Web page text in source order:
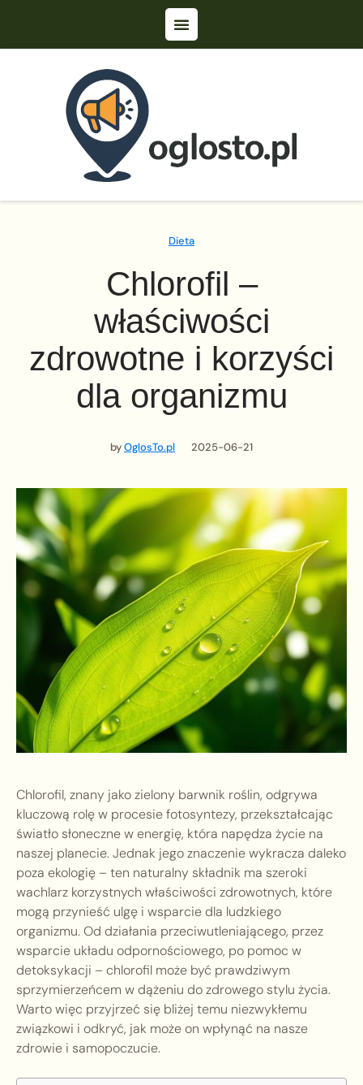
Dieta
Chlorofil –
właściwości
zdrowotne i korzyści
dla organizmu
byOglosTo.pl 2025-06-21
Chlorofil, znany jako zielony barwnik roślin, odgrywa
kluczową rolę w procesie fotosyntezy, przekształcając
światło słoneczne w energię, która napędza życie na
naszej planecie. Jednak jego znaczenie wykracza daleko
poza ekologię – ten naturalny składnik ma szeroki
wachlarz korzystnych właściwości zdrowotnych, które
mogą przynieść ulgę i wsparcie dla ludzkiego
organizmu. Od działania przeciwutleniającego, przez
wsparcie układu odpornościowego, po pomoc w
detoksykacji – chlorofil może być prawdziwym
sprzymierzeńcem w dążeniu do zdrowego stylu życia.
Warto więc przyjrzeć się bliżej temu niezwykłemu
związkowi i odkryć, jak może on wpłynąć na nasze
zdrowie i samopoczucie.